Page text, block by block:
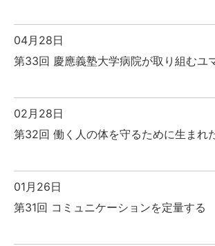
04月28日
第33回 慶應義塾大学病院が取り組むユ
02月28日
第32回 働く人の体を守るために生まれ
01月26日
第31回 コミュニケーションを定量する